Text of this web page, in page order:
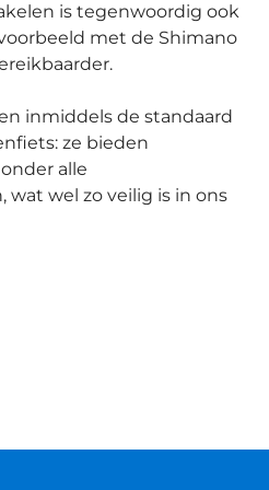
is tegenwoordig ook
met de Shimano
inmiddels de standaard
ze bieden
alle
wel zo veilig is in ons